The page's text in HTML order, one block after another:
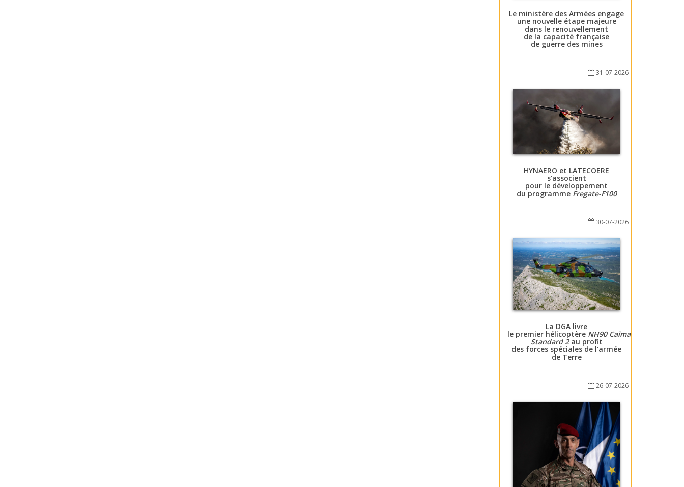
Le ministère des Armées engage
une nouvelle étape majeure
dans le renouvellement
de la capacité française
de guerre des mines
31-07-2026
HYNAERO et LATECOERE
s’associent
pour le développement
du programme Fregate-F100
30-07-2026
La DGA livre
le premier hélicoptère NH90 Caïman
Standard 2au profit
des forces spéciales de l’armée
de Terre
26-07-2026